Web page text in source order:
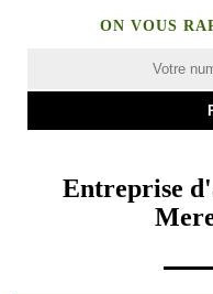
ON VOUS
Entreprise